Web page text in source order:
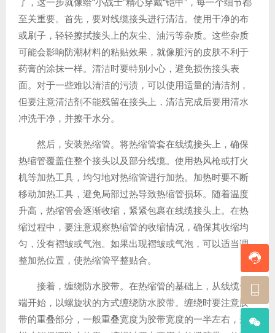
了，这一步就像给“小战士”精心穿戴“铠甲”，每一个细节都
至关重要。首先，要对线缆接头进行清洁。使用干净的布
或刷子，轻轻擦拭接头上的灰尘、油污等杂质。这些杂质
可能会影响防潮材料的粘贴效果，就像脏污的皮肤不利于
药膏的涂抹一样。清洁时要特别小心，避免损伤接头表
面。对于一些难以清洁的污渍，可以使用适量的清洁剂，
但要注意清洁剂不能残留在接头上，清洁完成后要用清水
冲洗干净，并擦干水分。
然后，安装热缩管。将热缩管套在线缆接头上，确保
热缩管覆盖住整个接头以及部分线缆。使用热风枪或打火
机等加热工具，均匀地对热缩管进行加热。加热时要不断
移动加热工具，避免局部过热导致热缩管损坏。随着温度
升高，热缩管会逐渐收缩，紧紧包裹在线缆接头上。在热
缩过程中，要注意观察热缩管的收缩情况，确保其收缩均
匀，没有褶皱或气泡。如果出现褶皱或气泡，可以适当调
整加热位置，使热缩管平整贴合。
接着，缠绕防水胶带。在热缩管的基础上，从线缆一
端开始，以螺旋状的方式缠绕防水胶带。缠绕时要注意胶
带的重叠部分，一般重叠宽度为胶带宽度的一半左右，这